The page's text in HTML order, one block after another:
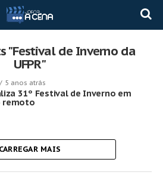
"Festival de Inverno da
UFPR"
5 anos atrás
31º Festival de Inverno em
remoto
CARREGAR MAIS